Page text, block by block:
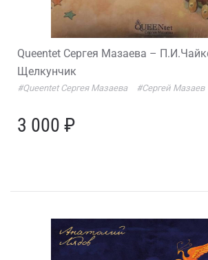
Queentet Сергея Мазаева –
Щелкунчик
#Queentet Сергея Мазаева #Сергей Мазаев
3 000 ₽